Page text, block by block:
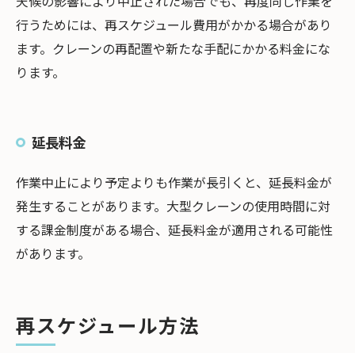
行うためには、再スケジュール費用がかかる場合があり
ます。クレーンの再配置や新たな手配にかかる料金にな
ります。
延長料金
作業中止により予定よりも作業が長引くと、延長料金が
発生することがあります。大型クレーンの使用時間に対
する課金制度がある場合、延長料金が適用される可能性
があります。
再スケジュール方法